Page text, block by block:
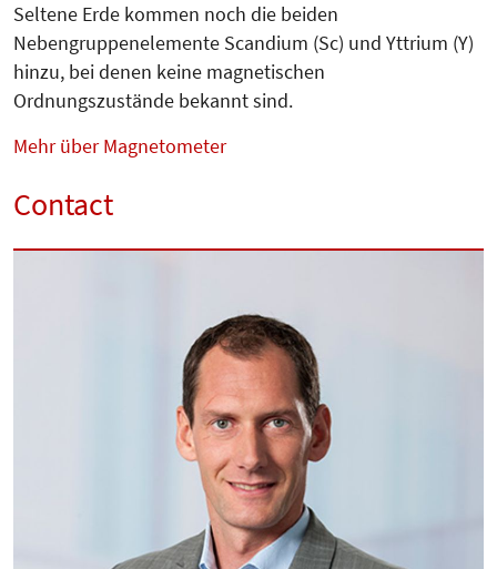
Seltene Erde kommen noch die beiden
Nebengruppenelemente Scandium (Sc) und Yttrium (Y)
hinzu, bei denen keine magnetischen
Ordnungszustände bekannt sind.
Mehr über Magnetometer
Contact